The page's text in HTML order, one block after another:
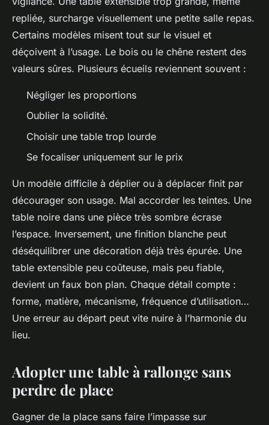
repliée, surcharge visuellement une petite salle repas.
Certains modèles misent tout sur le visuel et
déçoivent à l’usage. Le bois ou le chêne restent des
valeurs sûres. Plusieurs écueils reviennent souvent :
Négliger les proportions
Oublier la solidité.
Choisir une table trop lourde
Se focaliser uniquement sur le prix
Un modèle difficile à déplier ou à déplacer finit par
décourager son usage. Mal accorder les teintes. Une
table noire dans une pièce très sombre écrase
l’espace. Inversement, une finition blanche peut
déséquilibrer une décoration déjà très épurée. Une
table extensible peu coûteuse, mais peu fiable,
devient un faux bon plan. Chaque détail compte :
forme, matière, mécanisme, fréquence d’utilisation…
Une erreur au départ peut vite nuire à l’harmonie du
lieu.
Adopter une table à rallonge sans
perdre de place
Gagner de la place sans faire l’impasse sur